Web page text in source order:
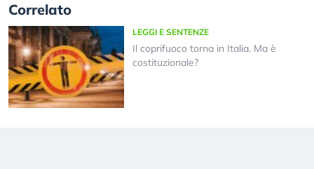
Correlato
LEGGI E SENTENZE
Il coprifuoco torna in Italia. Ma è
costituzionale?